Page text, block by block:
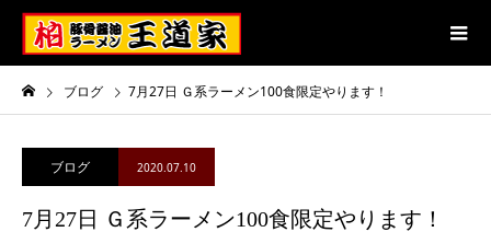
ブログ 7月27日 Ｇ系ラーメン100食限定やります！
ブログ 2020.07.10
7月27日 Ｇ系ラーメン100食限定やります！